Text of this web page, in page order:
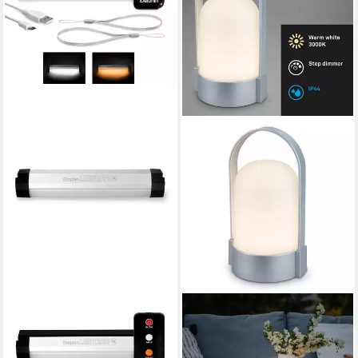
Außen-Deckenleuchte
LightBAR Biwakleuchte mit
BRILONER LEUCHTEN
Tischleuchte LED Tischlampe
Warmweiß Akku dimmbar